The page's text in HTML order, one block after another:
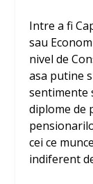
Intre a fi
sau
nivel de
asa putine
sentimente
diplome de
cei ce
indiferent